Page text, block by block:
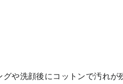
グや洗顔後にコットンで汚れ